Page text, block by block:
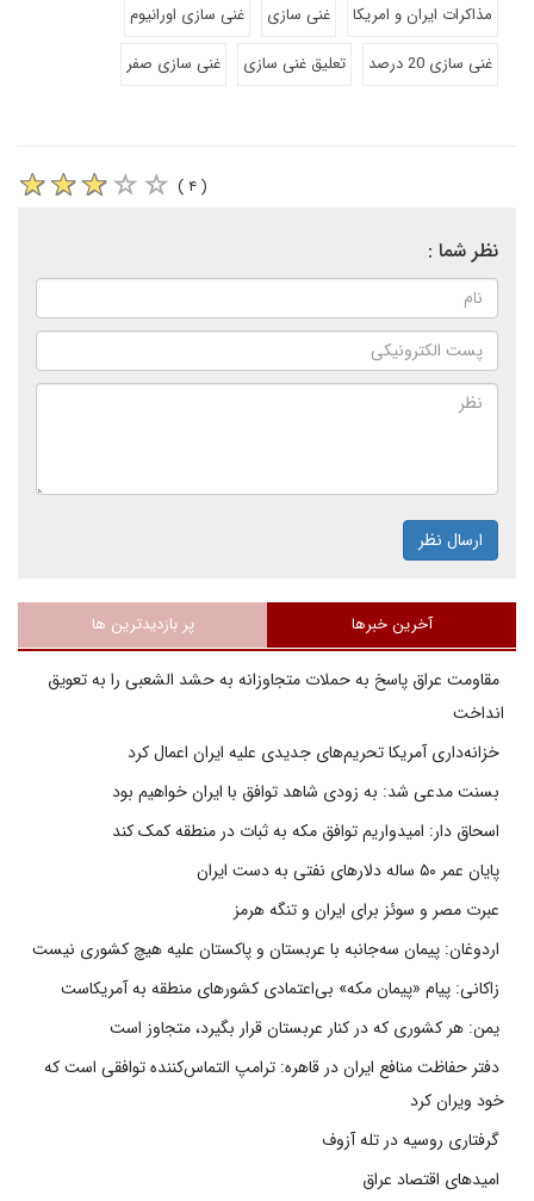
مذاکرات ایران و امریکا
غنی سازی
غنی سازی اورانیوم
غنی سازی 20 درصد
تعلیق غنی سازی غنی سازی صفر
( ۴ )
نظر شما :
ارسال نظر
آخرین خبرها پر بازدیدترین ها
مقاومت عراق پاسخ به حملات متجاوزانه به حشد الشعبی را به تعویق
انداخت
خزانه‌داری آمریکا تحریم‌های جدیدی علیه ایران اعمال کرد
بسنت مدعی شد: به زودی شاهد توافق با ایران خواهیم بود
اسحاق دار: امیدواریم توافق مکه به ثبات در منطقه کمک کند
پایان عمر ۵۰ ساله دلارهای نفتی به دست ایران
عبرت مصر و سوئز برای ایران و تنگه هرمز
اردوغان: پیمان سه‌جانبه با عربستان و پاکستان علیه هیچ کشوری نیست
زاکانی: پیام «پیمان مکه» بی‌اعتمادی کشورهای منطقه به آمریکاست
یمن: هر کشوری که در کنار عربستان قرار بگیرد، متجاوز است
دفتر حفاظت منافع ایران در قاهره: ترامپ التماس‌کننده توافقی است که
خود ویران کرد
گرفتاری روسیه در تله آزوف
امیدهای اقتصاد عراق